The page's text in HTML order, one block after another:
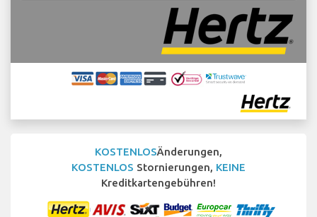
KOSTENLOSÄnderungen,
KOSTENLOS Stornierungen, KEINE
Kreditkartengebühren!